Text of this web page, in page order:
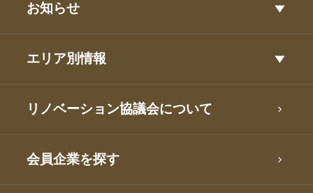
お知らせ
エリア別情報
リノベーション協議会について
会員企業を探す